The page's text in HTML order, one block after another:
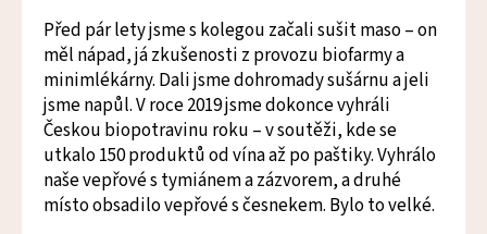
Před pár lety jsme s kolegou začali sušit maso – on
měl nápad, já zkušenosti z provozu biofarmy a
minimlékárny. Dali jsme dohromady sušárnu a jeli
jsme napůl. V roce 2019 jsme dokonce vyhráli
Českou biopotravinu roku – v soutěži, kde se
utkalo 150 produktů od vína až po paštiky. Vyhrálo
naše vepřové s tymiánem a zázvorem, a druhé
místo obsadilo vepřové s česnekem. Bylo to velké.